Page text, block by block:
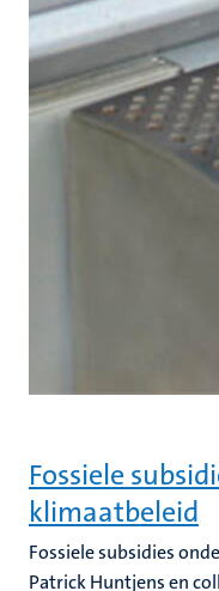
Fossiele
klimaatbeleid
Fossiele subsidies
Patrick Huntjens en